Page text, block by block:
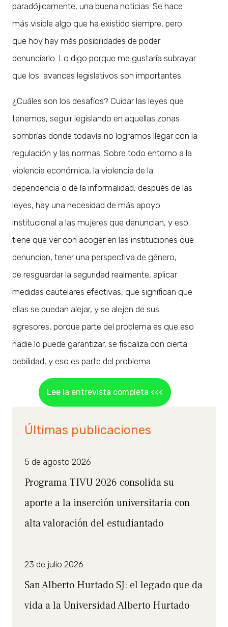
paradójicamente, una buena noticias. Se hace
más visible algo que ha existido siempre, pero
que hoy hay más posibilidades de poder
denunciarlo. Lo digo porque me gustaría subrayar
que los avances legislativos son importantes.
¿Cuáles son los desafíos? Cuidar las leyes que
tenemos, seguir legislando en aquellas zonas
sombrías donde todavía no logramos llegar con la
regulación y las normas. Sobre todo entorno a la
violencia económica, la violencia de la
dependencia o de la informalidad, después de las
leyes, hay una necesidad de más apoyo
institucional a las mujeres que denuncian, y eso
tiene que ver con acoger en las instituciones que
denuncian, tener una perspectiva de género,
de resguardar la seguridad realmente, aplicar
medidas cautelares efectivas, que significan que
ellas se puedan alejar, y se alejen de sus
agresores, porque parte del problema es que eso
nadie lo puede garantizar, se fiscaliza con cierta
debilidad, y eso es parte del problema.
Lee la entrevista completa <<<
Últimas publicaciones
5 de agosto 2026
Programa TIVU 2026 consolida su
aporte a la inserción universitaria con
alta valoración del estudiantado
23 de julio 2026
San Alberto Hurtado SJ: el legado que da
vida a la Universidad Alberto Hurtado